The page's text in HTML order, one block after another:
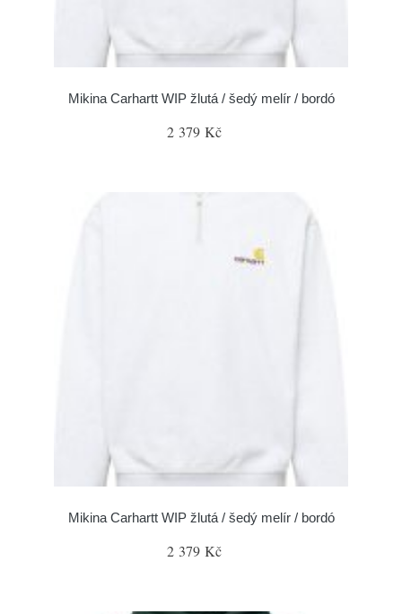
Mikina Carhartt WIP žlutá / šedý melír / bordó
2 379 Kč
Mikina Carhartt WIP žlutá / šedý melír / bordó
2 379 Kč